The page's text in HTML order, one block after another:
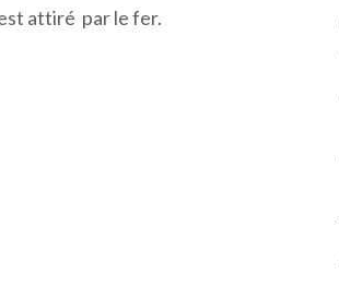
attiré par le fer.